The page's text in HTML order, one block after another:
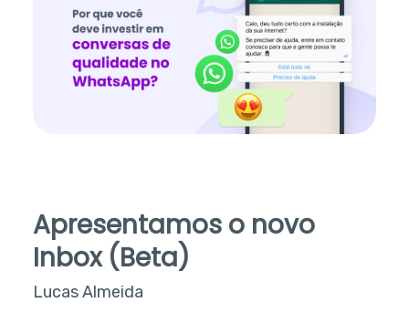
Apresentamos o novo
Inbox (Beta)
Lucas Almeida